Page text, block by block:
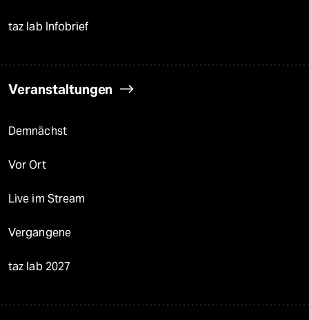
taz lab Infobrief
Veranstaltungen
Demnächst
Vor Ort
Live im Stream
Vergangene
taz lab 2027